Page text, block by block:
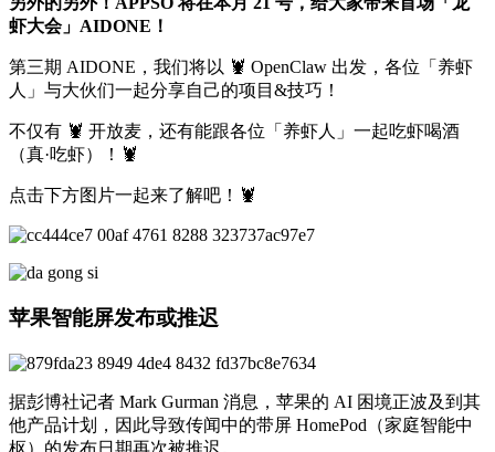
虾大会」AIDONE！
第三期 AIDONE，我们将以 🦞 OpenClaw 出发，各位「养虾
人」与大伙们一起分享自己的项目&技巧！
不仅有 🦞 开放麦，还有能跟各位「养虾人」一起吃虾喝酒
（真·吃虾）！🦞
点击下方图片一起来了解吧！🦞
苹果智能屏发布或推迟
据彭博社记者 Mark Gurman 消息，苹果的 AI 困境正波及到其
他产品计划，因此导致传闻中的带屏 HomePod（家庭智能中
枢）的发布日期再次被推迟。